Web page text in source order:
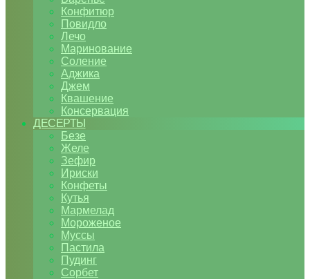
Конфитюр
Повидло
Лечо
Маринование
Соление
Аджика
Джем
Квашение
Консервация
ДЕСЕРТЫ
Безе
Желе
Зефир
Ириски
Конфеты
Кутья
Мармелад
Мороженое
Муссы
Пастила
Пудинг
Сорбет